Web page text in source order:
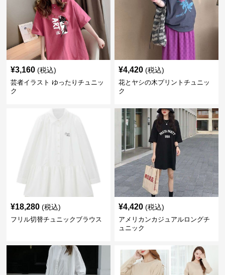
¥3,160 (税込)
芸者イラスト ゆったりチュニッ
ク
¥4,420 (税込)
花とヤシの木プリントチュニッ
ク
¥18,280 (税込)
フリル切替チュニックブラウス
¥4,420 (税込)
アメリカンカジュアルロングチ
ュニック